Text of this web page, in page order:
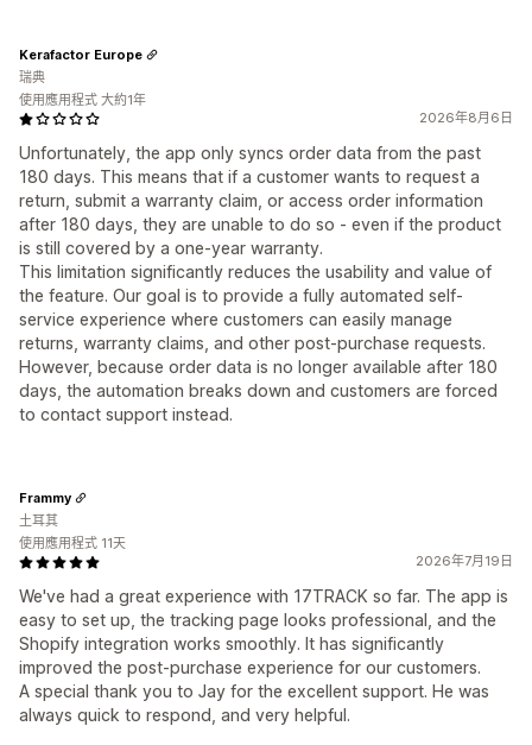
2026年8月6日
Unfortunately, the app only syncs order data from the past
180 days. This means that if a customer wants to request a
return, submit a warranty claim, or access order information
after 180 days, they are unable to do so - even if the product
is still covered by a one-year warranty.
This limitation significantly reduces the usability and value of
the feature. Our goal is to provide a fully automated self-
service experience where customers can easily manage
returns, warranty claims, and other post-purchase requests.
However, because order data is no longer available after 180
days, the automation breaks down and customers are forced
to contact support instead.
Kerafactor Europe
瑞典
使用應用程式 大約1年
2026年7月19日
We've had a great experience with 17TRACK so far. The app is
easy to set up, the tracking page looks professional, and the
Shopify integration works smoothly. It has significantly
improved the post-purchase experience for our customers.
A special thank you to Jay for the excellent support. He was
always quick to respond, and very helpful.
Frammy
土耳其
使用應用程式 11天